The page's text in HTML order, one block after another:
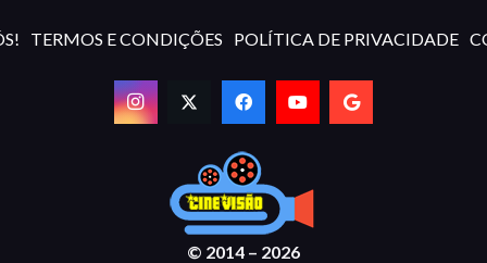
TERMOS E CONDIÇÕES POLÍTICA DE PRIVACIDADE
© 2014 – 2026